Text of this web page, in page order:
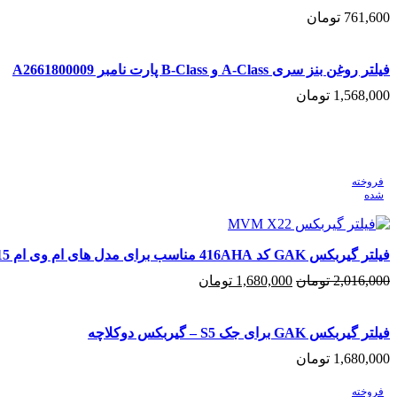
761,600 تومان
فیلتر روغن بنز سری A-Class و B-Class پارت نامبر A2661800009
1,568,000 تومان
فروخته
شده
فیلتر گیربکس GAK کد 416AHA مناسب برای مدل های ام وی ام 315، X33S، X22
2,016,000 تومان قیمت
2,016,000 تومان
1,680,000 تومان
1,680,000 تومان.
فیلتر گیربکس GAK برای جک S5 – گیربکس دوکلاچه
1,680,000 تومان
افزودن به سبد خرید
فروخته